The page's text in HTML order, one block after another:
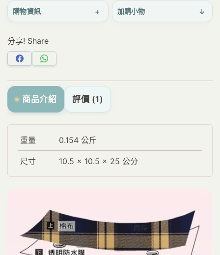
購物資訊 + 加購小物 ↓
分享! Share
分
享
Facebook
分
享
WhatsApp
商品介紹 評價 (1)
重量 0.154 公斤
尺寸 10.5 × 10.5 × 25 公分